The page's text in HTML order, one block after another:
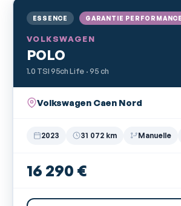
ESSENCE GARANTIE
VOLKSWAGEN
POLO
1.0 TSI 95ch Life · 95 ch
Volkswagen Caen Nord
2023 31 072 km Manuelle
16 290 €